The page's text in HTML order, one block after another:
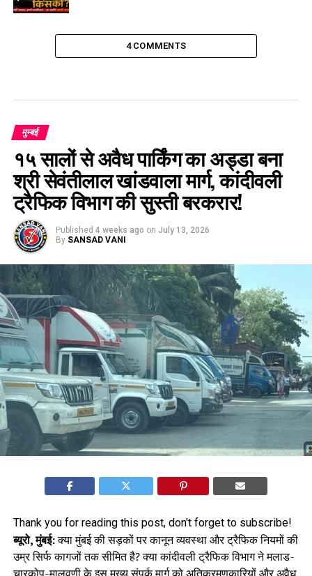
4 COMMENTS
मुम्बई
१५ सालों से अवैध पार्किंग का अड्डा बना
श्री सेवंतीलाल खांडवाला मार्ग, कांदीवली
ट्रैफिक विभाग की सुस्ती बरकरार!
Published 4 weeks ago on July 13, 2026
By SANSAD VANI
Thank you for reading this post, don't forget to subscribe!
ब्यूरो, मुंबई:क्या मुंबई की सड़कों पर कानून व्यवस्था और ट्रैफिक नियमों की
उम्र सिर्फ कागजों तक सीमित है? क्या कांदीवली ट्रैफिक विभाग ने मलाड-